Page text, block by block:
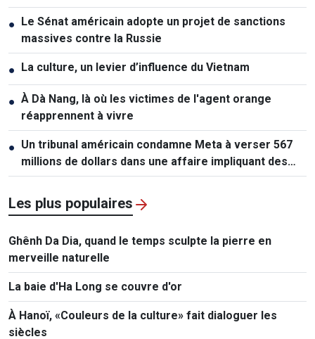
● Le Sénat américain adopte un projet de sanctions
massives contre la Russie
● La culture, un levier d’influence du Vietnam
● À Dà Nang, là où les victimes de l'agent orange
réapprennent à vivre
● Un tribunal américain condamne Meta à verser 567
millions de dollars dans une affaire impliquant des
mineurs
Les plus populaires
Ghênh Da Dia, quand le temps sculpte la pierre en
merveille naturelle
La baie d'Ha Long se couvre d'or
À Hanoï, «Couleurs de la culture» fait dialoguer les
siècles